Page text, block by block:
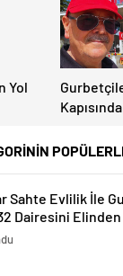
Sahte Evlilik İle
Dairesini Elinden
Yol
Dışına